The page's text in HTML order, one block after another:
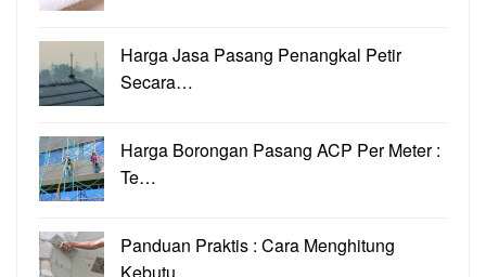
Harga Jasa Pasang Penangkal Petir
Secara…
Harga Borongan Pasang ACP Per Meter :
Te…
Panduan Praktis : Cara Menghitung
Kebutu…